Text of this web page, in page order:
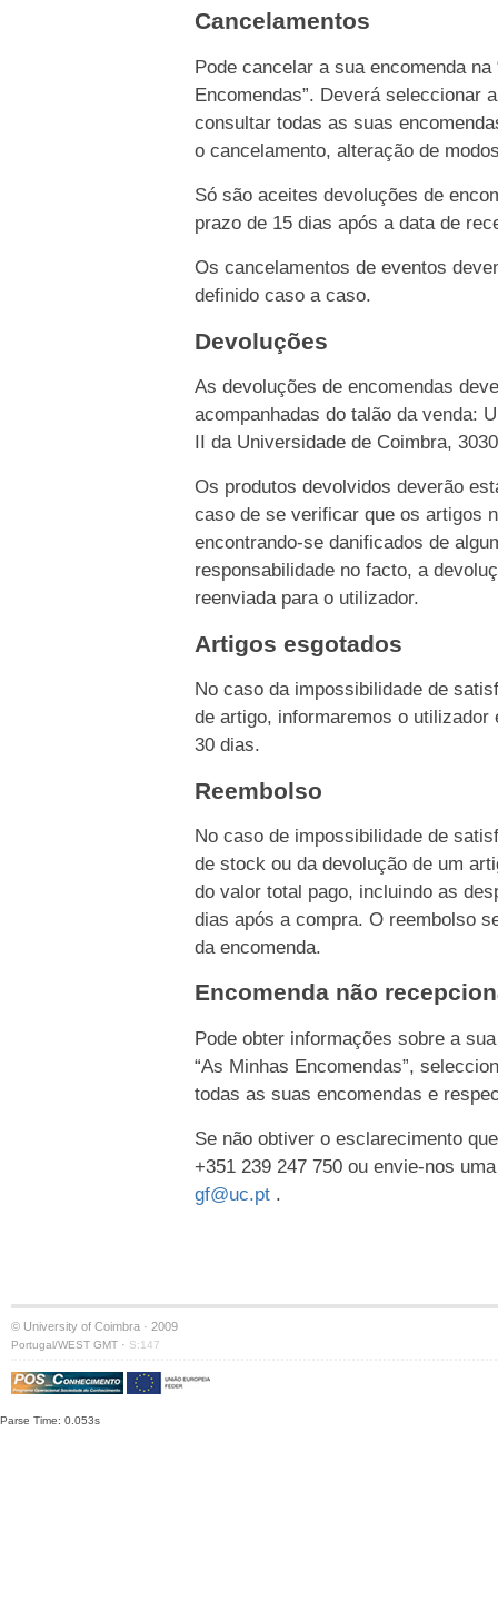
Cancelamentos
Pode cancelar a sua encomenda
Encomendas”. Deverá seleccionar
consultar todas as suas
o cancelamento, alteração de
Só são aceites devoluções de
prazo de 15 dias após a data de
Os cancelamentos de eventos
definido caso a caso.
Devoluções
As devoluções de encomendas
acompanhadas do talão da venda:
II da Universidade de Coimbra,
Os produtos devolvidos deverão
caso de se verificar que os artigos
encontrando-se danificados de
responsabilidade no facto, a
reenviada para o utilizador.
Artigos esgotados
No caso da impossibilidade de
de artigo, informaremos o
30 dias.
Reembolso
No caso de impossibilidade de
de stock ou da devolução de um
do valor total pago, incluindo as
dias após a compra. O reembolso
da encomenda.
Encomenda não
Pode obter informações sobre a
“As Minhas Encomendas”,
todas as suas encomendas e
Se não obtiver o esclarecimento
+351 239 247 750 ou envie-nos
gf@uc.pt .
© University of Coimbra · 2009
Portugal/WEST GMT · S:147
Parse Time: 0.053s